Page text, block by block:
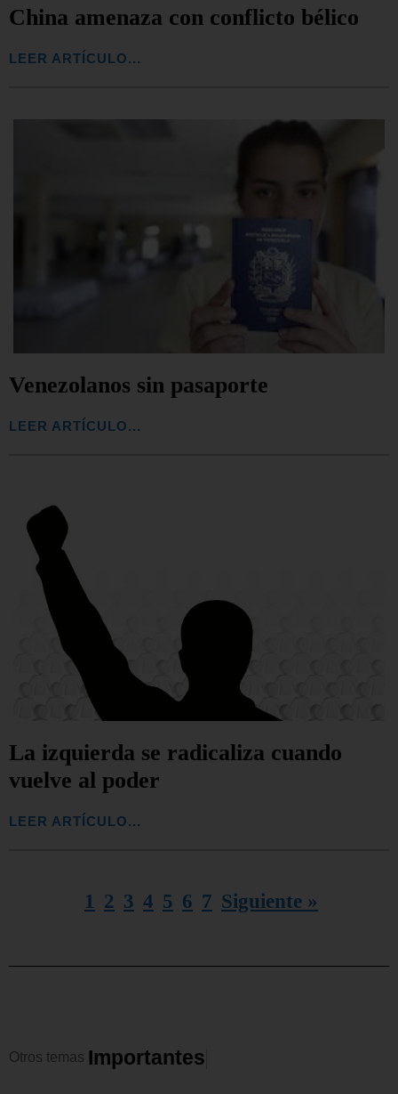
China amenaza con conflicto bélico
LEER ARTÍCULO...
Venezolanos sin pasaporte
LEER ARTÍCULO...
La izquierda se radicaliza cuando
vuelve al poder
LEER ARTÍCULO...
1 2 3 4 5 6 7 Siguiente »
Otros temas Importantes